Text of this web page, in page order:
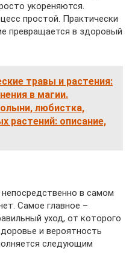
укореняются.
простой. Практически
превращается в здоровый
травы и растения:
в магии.
любистка,
растений: описание,
в самом
Самое главное –
уход, от которого
и вероятность
следующим